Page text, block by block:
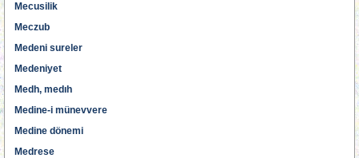
Mecusilik
Meczub
Medeni sureler
Medeniyet
Medh, medıh
Medine-i münevvere
Medine dönemi
Medrese